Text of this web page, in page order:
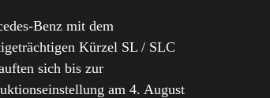
Benz mit dem
Kürzel SL / SLC
sich bis zur
am 4. August